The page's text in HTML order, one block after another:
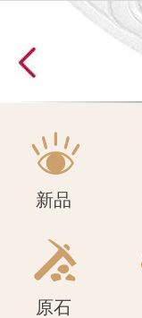
原石
新品
原石